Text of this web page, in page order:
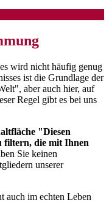
wird nicht häufig genug
ist die Grundlage der
aber auch hier, auf
Regel gibt es bei uns
"Diesen
filtern, die mit Ihnen
Sie keinen
unserer
auch im echten Leben